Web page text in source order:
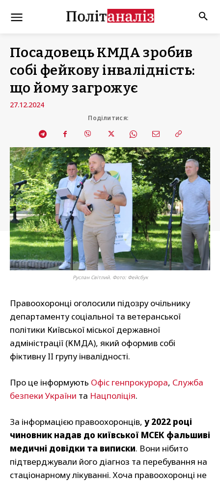
Посадовець КМДА зробив
собі фейкову інвалідність:
що йому загрожує
27.12.2024
Поділитися:
Руслан Світлий. Фото: Фейсбук
Правоохоронці оголосили підозру очільнику
департаменту соціальної та ветеранської
політики Київської міської державної
адміністрації (КМДА), який оформив собі
фіктивну II групу інвалідності.
Про це інформують Офіс генпрокурора, Служба
безпеки України та Нацполіція.
За інформацією правоохоронців, у 2022 році
чиновник надав до київської МСЕК фальшиві
медичні довідки та виписки. Вони нібито
підтверджували його діагноз та перебування на
стаціонарному лікуванні. Хоча правоохоронці не